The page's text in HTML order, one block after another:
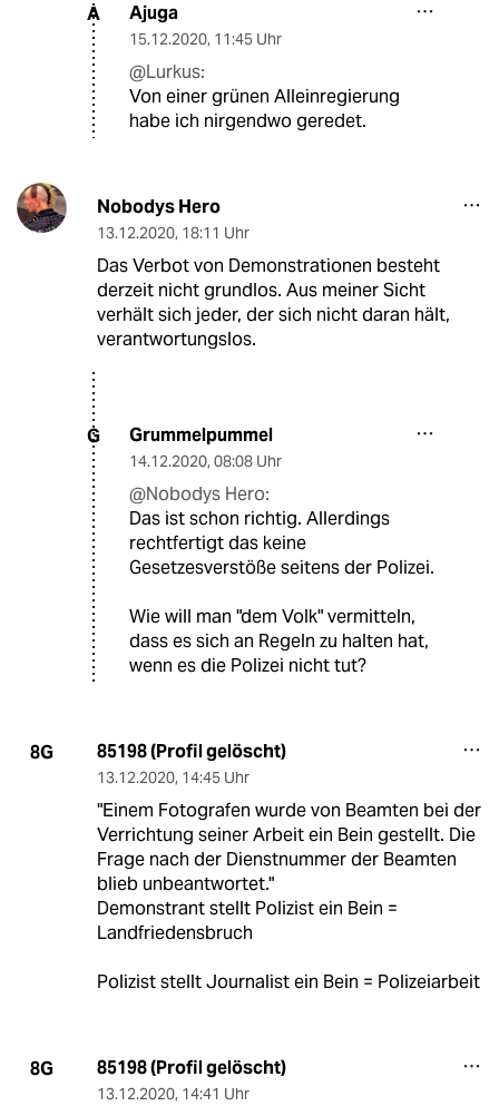
A Ajuga
15.12.2020, 11:45 Uhr
@Lurkus:
Von einer grünen Alleinregierung
habe ich nirgendwo geredet.
Nobodys Hero
13.12.2020, 18:11 Uhr
Das Verbot von Demonstrationen besteht
derzeit nicht grundlos. Aus meiner Sicht
verhält sich jeder, der sich nicht daran hält,
verantwortungslos.
G Grummelpummel
14.12.2020, 08:08 Uhr
@Nobodys Hero:
Das ist schon richtig. Allerdings
rechtfertigt das keine
Gesetzesverstöße seitens der Polizei.
Wie will man "dem Volk" vermitteln,
dass es sich an Regeln zu halten hat,
wenn es die Polizei nicht tut?
8G 85198 (Profil gelöscht)
13.12.2020, 14:45 Uhr
"Einem Fotografen wurde von Beamten bei der
Verrichtung seiner Arbeit ein Bein gestellt. Die
Frage nach der Dienstnummer der Beamten
blieb unbeantwortet."
Demonstrant stellt Polizist ein Bein =
Landfriedensbruch
Polizist stellt Journalist ein Bein = Polizeiarbeit
8G 85198 (Profil gelöscht)
13.12.2020, 14:41 Uhr